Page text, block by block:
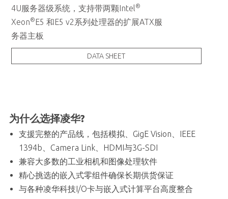
4U服务器级系统，支持带两颗Intel®
Xeon®E5 和E5 v2系列处理器的扩展ATX服
务器主板
DATA SHEET
为什么选择凌华?
支援完整的产品线，包括模拟、GigE Vision、IEEE
1394b、Camera Link、HDMI与3G-SDI
兼容大多数的工业相机和图像处理软件
精心挑选的嵌入式零组件确保长期供货保证
与各种凌华科技I/O卡与嵌入式计算平台高度整合